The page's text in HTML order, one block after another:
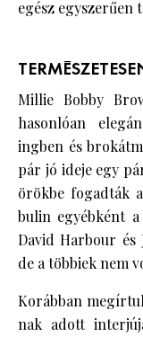
egész egyszerűen
Millie Bobby
hasonlóan
ingben és
pár jó ideje egy
örökbe fogadták
bulin egyébként
David Harbour és
de a többiek nem
Korábban
nak adott